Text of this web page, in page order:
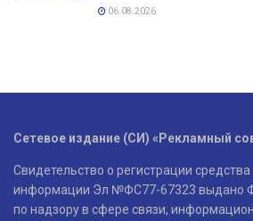
06.08.2026
Сетевое издание (СИ) «Рекламный
Свидетельство о регистрации
информации Эл №ФС77-67323 выдано
по надзору в сфере связи,